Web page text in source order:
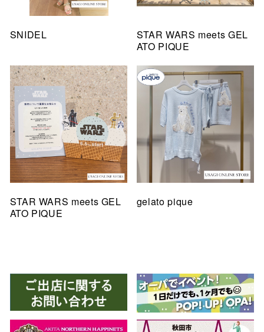
SNIDEL
STAR WARS meets GEL
ATO PIQUE
STAR WARS meets GEL
ATO PIQUE
gelato pique